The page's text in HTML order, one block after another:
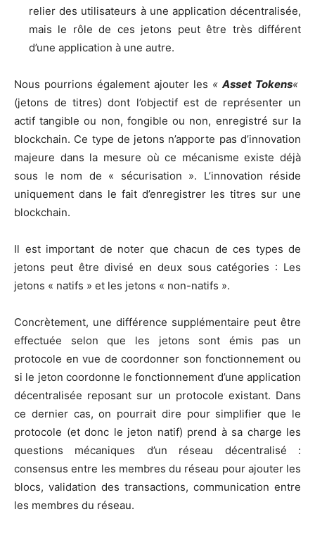
relier des utilisateurs à une application décentralisée,
mais le rôle de ces jetons peut être très différent
d’une application à une autre.
Nous pourrions également ajouter les « Asset Tokens«
(jetons de titres) dont l’objectif est de représenter un
actif tangible ou non, fongible ou non, enregistré sur la
blockchain. Ce type de jetons n’apporte pas d’innovation
majeure dans la mesure où ce mécanisme existe déjà
sous le nom de « sécurisation ». L’innovation réside
uniquement dans le fait d’enregistrer les titres sur une
blockchain.
Il est important de noter que chacun de ces types de
jetons peut être divisé en deux sous catégories : Les
jetons « natifs » et les jetons « non-natifs ».
Concrètement, une différence supplémentaire peut être
effectuée selon que les jetons sont émis pas un
protocole en vue de coordonner son fonctionnement ou
si le jeton coordonne le fonctionnement d’une application
décentralisée reposant sur un protocole existant. Dans
ce dernier cas, on pourrait dire pour simplifier que le
protocole (et donc le jeton natif) prend à sa charge les
questions mécaniques d’un réseau décentralisé :
consensus entre les membres du réseau pour ajouter les
blocs, validation des transactions, communication entre
les membres du réseau.